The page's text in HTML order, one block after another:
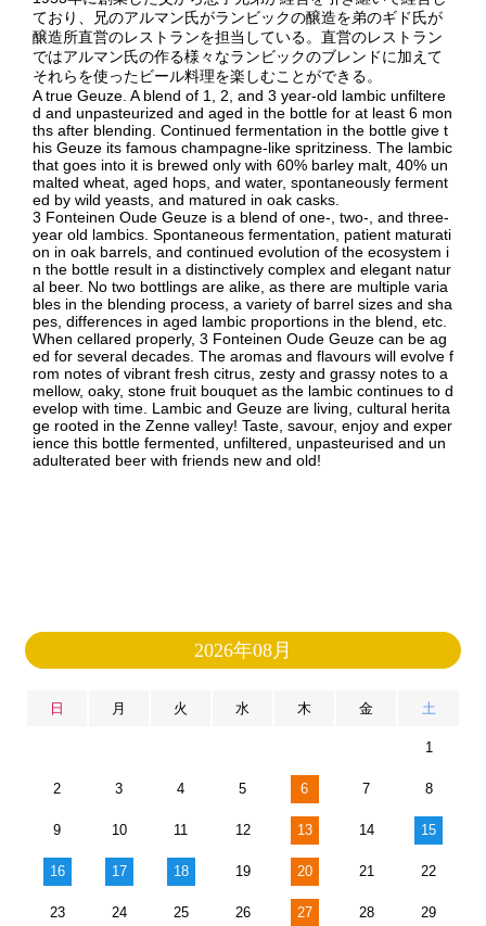
ており、兄のアルマン氏がランビックの醸造を弟のギド氏が
醸造所直営のレストランを担当している。直営のレストラン
ではアルマン氏の作る様々なランビックのブレンドに加えて
それらを使ったビール料理を楽しむことができる。
A true Geuze. A blend of 1, 2, and 3 year-old lambic unfiltere
d and unpasteurized and aged in the bottle for at least 6 mon
ths after blending. Continued fermentation in the bottle give t
his Geuze its famous champagne-like spritziness. The lambic
that goes into it is brewed only with 60% barley malt, 40% un
malted wheat, aged hops, and water, spontaneously ferment
ed by wild yeasts, and matured in oak casks.
3 Fonteinen Oude Geuze is a blend of one-, two-, and three-
year old lambics. Spontaneous fermentation, patient maturati
on in oak barrels, and continued evolution of the ecosystem i
n the bottle result in a distinctively complex and elegant natur
al beer. No two bottlings are alike, as there are multiple varia
bles in the blending process, a variety of barrel sizes and sha
pes, differences in aged lambic proportions in the blend, etc.
When cellared properly, 3 Fonteinen Oude Geuze can be ag
ed for several decades. The aromas and flavours will evolve f
rom notes of vibrant fresh citrus, zesty and grassy notes to a
mellow, oaky, stone fruit bouquet as the lambic continues to d
evelop with time. Lambic and Geuze are living, cultural herita
ge rooted in the Zenne valley! Taste, savour, enjoy and exper
ience this bottle fermented, unfiltered, unpasteurised and un
adulterated beer with friends new and old!
2026年08月
日 月 火 水 木 金 土
1
2 3 4 5 6 7 8
9 10 11 12 13 14 15
16 17 18 19 20 21 22
23 24 25 26 27 28 29